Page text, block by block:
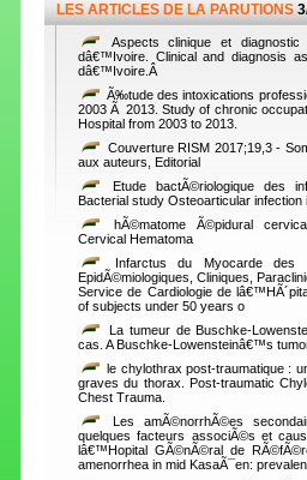
LES ARTICLES DE LA PARUTIONS
Aspects clinique et diagnostic
dâ€™Ivoire. Clinical and diagnosis
dâ€™Ivoire.Â
Ã‰tude des intoxications
2003 Ã 2013. Study of chronic
Hospital from 2003 to 2013.
Couverture RISM 2017;19,3 -
aux auteurs, Editorial
Etude bactÃ©riologique des
Bacterial study Osteoarticular infection
hÃ©matome Ã©pidural
Cervical Hematoma
Infarctus du Myocarde des
EpidÃ©miologiques, Cliniques,
Service de Cardiologie de
of subjects under 50 years o
La tumeur de Buschke-
cas. A Buschke-Lowensteinâ€™s
le chylothrax post-traumatique :
graves du thorax. Post-traumatic
Chest Trauma.
Les amÃ©norrhÃ©es
quelques facteurs associÃ©s et
lâ€™Hopital GÃ©nÃ©ral de
amenorrhea in mid KasaÃ¯en: